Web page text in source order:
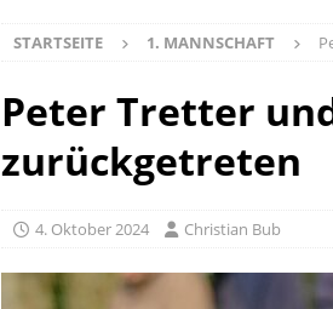
STARTSEITE 1. MANNSCHAFT
Peter Tretter
zurückgetreten
4. Oktober 2024 Christian Bub